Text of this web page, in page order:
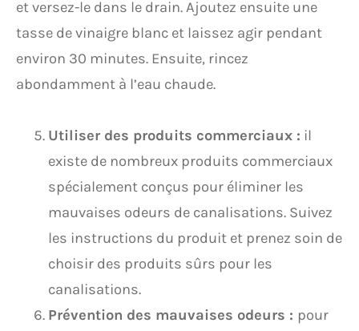
et versez-le dans le drain. Ajoutez ensuite une
tasse de vinaigre blanc et laissez agir pendant
environ 30 minutes. Ensuite, rincez
abondamment à l’eau chaude.
Utiliser des produits commerciaux : il
existe de nombreux produits commerciaux
spécialement conçus pour éliminer les
mauvaises odeurs de canalisations. Suivez
les instructions du produit et prenez soin de
choisir des produits sûrs pour les
canalisations.
Prévention des mauvaises odeurs : pour